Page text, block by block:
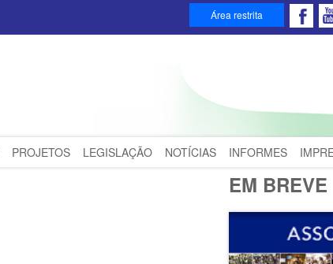
Área restrita
PROJETOS LEGISLAÇÃO NOTÍCIAS INFORMES
EM BREVE